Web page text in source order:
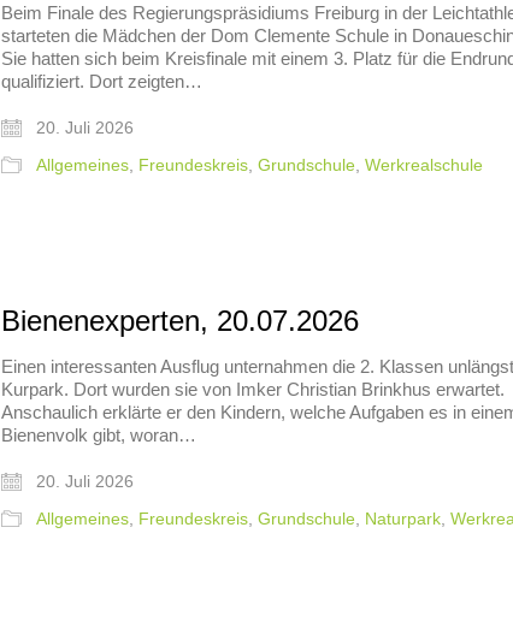
Beim Finale des Regierungspräsidiums Freiburg in der
starteten die Mädchen der Dom Clemente Schule in
Sie hatten sich beim Kreisfinale mit einem 3. Platz für die
qualifiziert. Dort zeigten…
20. Juli 2026
Allgemeines Freundeskreis Grundschule Werkrealschule
Bienenexperten, 20.07.2026
Einen interessanten Ausflug unternahmen die 2. Klassen
Kurpark. Dort wurden sie von Imker Christian Brinkhus erwartet.
Anschaulich erklärte er den Kindern, welche Aufgaben es in
Bienenvolk gibt, woran…
20. Juli 2026
Allgemeines Freundeskreis Grundschule Naturpark